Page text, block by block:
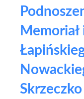
Memoriał